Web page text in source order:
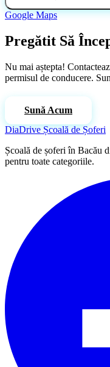
Google Maps
Pregătit Să
Nu mai aștepta!
permisul de conducere.
Sună Acum
DiaDrive Școală de Șoferi
Școală de șoferi în Bacău
pentru toate categoriile.